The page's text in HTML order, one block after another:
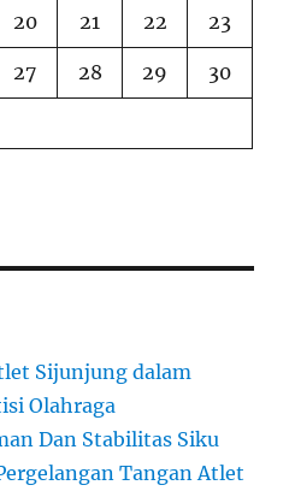
20 21 22 23
27 28 29 30
Sijunjung dalam
Olahraga
Dan Stabilitas Siku
Tangan Atlet